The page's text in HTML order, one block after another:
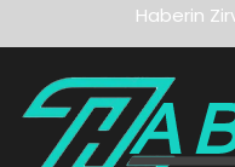
Haberin